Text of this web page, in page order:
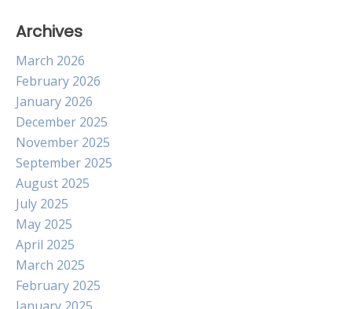
Archives
March 2026
February 2026
January 2026
December 2025
November 2025
September 2025
August 2025
July 2025
May 2025
April 2025
March 2025
February 2025